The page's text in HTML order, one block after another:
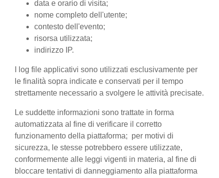
data e orario di visita;
nome completo dell'utente;
contesto dell'evento;
risorsa utilizzata;
indirizzo IP.
I log file applicativi sono utilizzati esclusivamente per
le finalità sopra indicate e conservati per il tempo
strettamente necessario a svolgere le attività precisate.
Le suddette informazioni sono trattate in forma
automatizzata al fine di verificare il corretto
funzionamento della piattaforma; per motivi di
sicurezza, le stesse potrebbero essere utilizzate,
conformemente alle leggi vigenti in materia, al fine di
bloccare tentativi di danneggiamento alla piattaforma